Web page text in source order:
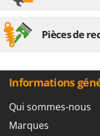
Pièces de
Informations
Qui sommes-nous
Marques